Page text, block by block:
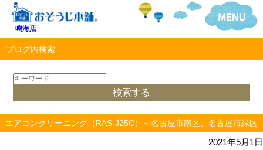
鳴海店
ブログ内検索
エアコンクリーニング（RAS-J25C）～名古屋市南区、名古屋市緑区
2021年5月1日